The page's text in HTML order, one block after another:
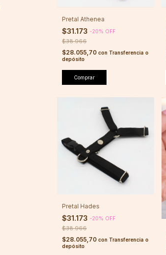
Pretal Athenea
$31.173 -20% OFF
$38.966
$28.055,70 con Transferencia o
depósito
Comprar
Pretal Hades
$31.173 -20% OFF
$38.966
$28.055,70 con Transferencia o
depósito